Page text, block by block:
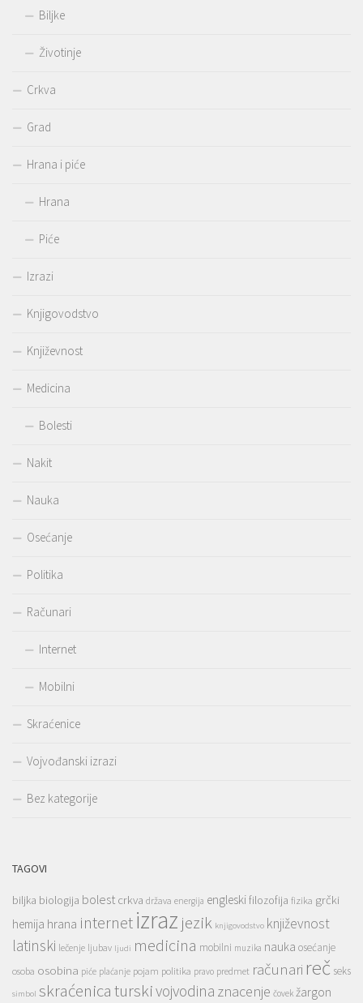
Biljke
Životinje
Crkva
Grad
Hrana i piće
Hrana
Piće
Izrazi
Knjigovodstvo
Književnost
Medicina
Bolesti
Nakit
Nauka
Osećanje
Politika
Računari
Internet
Mobilni
Skraćenice
Vojvođanski izrazi
Bez kategorije
TAGOVI
biljka biologija bolest crkva država energija engleskifilozofija fizika grčki
hemija hrana internetizraz jezik knjigovodstvo književnost
latinski lečenje ljubav ljudi medicina mobilni muzika nauka osećanje
osoba osobina piće plaćanje pojam politika pravo predmet računari reč seks
simbol skraćenicaturskivojvodina znacenje čovek žargon